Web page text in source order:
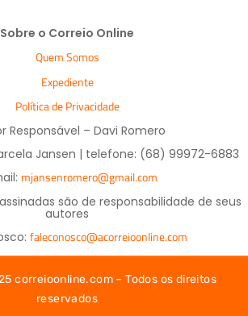
Sobre o Correio Online
Quem Somos
Expediente
Política de Privacidade
Responsável – Davi Romero
Jansen | telefone: (68) 99972-6883
mjansenromero@gmail.com
são de responsabilidade de seus
autores
faleconosco@acorreioonline.com
correioonline.com – Todos os direitos
reservados